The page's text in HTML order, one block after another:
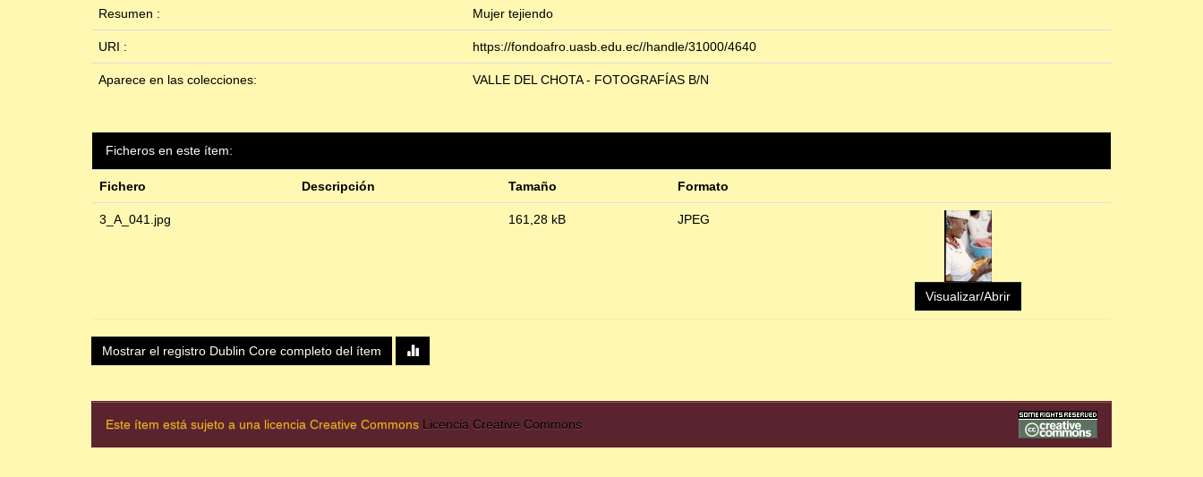
Resumen : Mujer tejiendo
URI : https://fondoafro.uasb.edu.ec//handle/31000/4640
Aparece en las colecciones: VALLE DEL CHOTA - FOTOGRAFÍAS B/N
Ficheros en este ítem:
Fichero Descripción Tamaño Formato
3_A_041.jpg 161,28 kB JPEG
Visualizar/Abrir
Mostrar el registro Dublin Core completo del ítem
Este ítem está sujeto a una licencia Creative Commons Licencia Creative Commons